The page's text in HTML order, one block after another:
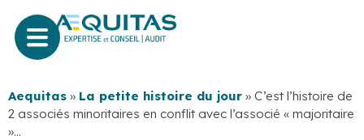
Aequitas » La petite histoire du jour » C’est l’histoire de
2 associés minoritaires en conflit avec l’associé « majoritaire
»…